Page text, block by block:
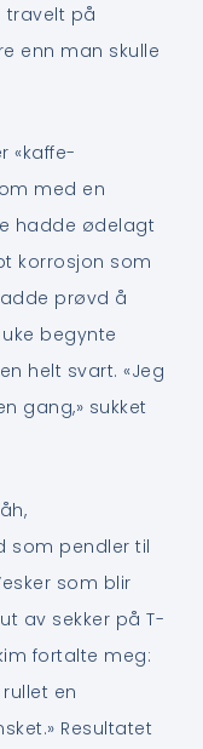
travelt på
enn man skulle
«kaffe-
med en
hadde ødelagt
korrosjon som
prøvd å
begynte
helt svart. «Jeg
gang,» sukket
som pendler til
som blir
av sekker på T-
fortalte meg:
en
Resultatet